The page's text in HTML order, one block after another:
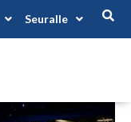
Seuralle